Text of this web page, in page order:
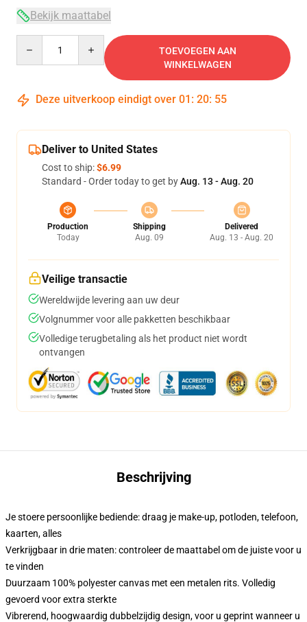
Bekijk maattabel
TOEVOEGEN AAN
WINKELWAGEN
Deze uitverkoop eindigt over 01 : 20: 55
Deliver to United States
Cost to ship:$6.99
Standard - Order today to get byAug. 13 - Aug. 20
Production
Today
Shipping
Aug. 09
Delivered
Aug. 13 - Aug. 20
Veilige transactie
Wereldwijde levering aan uw deur
Volgnummer voor alle pakketten beschikbaar
Volledige terugbetaling als het product niet wordt
ontvangen
Beschrijving
Je stoere persoonlijke bediende: draag je make-up, potloden, telefoon,
kaarten, alles
Verkrijgbaar in drie maten: controleer de maattabel om de juiste voor u
te vinden
Duurzaam 100% polyester canvas met een metalen rits. Volledig
gevoerd voor extra sterkte
Vibrerend, hoogwaardig dubbelzijdig design, voor u geprint wanneer u